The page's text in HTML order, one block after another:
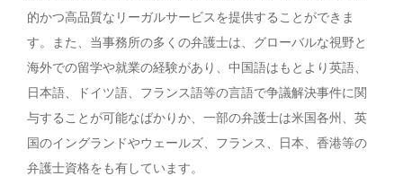
的かつ高品質なリーガルサービスを提供することができま
す。また、当事務所の多くの弁護士は、グローバルな視野と
海外での留学や就業の経験があり、中国語はもとより英語、
日本語、ドイツ語、フランス語等の言語で争議解決事件に関
与することが可能なばかりか、一部の弁護士は米国各州、英
国のイングランドやウェールズ、フランス、日本、香港等の
弁護士資格をも有しています。